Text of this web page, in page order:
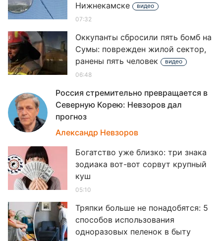
Нижнекамске
видео
07:32
Оккупанты сбросили пять бомб на
Сумы: поврежден жилой сектор,
ранены пять человек
видео
06:48
Россия стремительно превращается в
Северную Корею: Невзоров дал
прогноз
Александр Невзоров
Богатство уже близко: три знака
зодиака вот-вот сорвут крупный
куш
05:10
Тряпки больше не понадобятся: 5
способов использования
одноразовых пеленок в быту